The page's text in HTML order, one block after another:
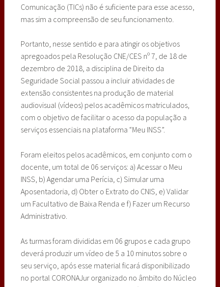
Comunicação (TICs) não é suficiente para esse acesso,
mas sim a compreensão de seu funcionamento.
Portanto, nesse sentido e para atingir os objetivos
apregoados pela Resolução CNE/CES nº 7, de 18 de
dezembro de 2018, a disciplina de Direito da
Seguridade Social passou a incluir atividades de
extensão consistentes na produção de material
audiovisual (vídeos) pelos acadêmicos matriculados,
com o objetivo de facilitar o acesso da população a
serviços essenciais na plataforma “Meu INSS”.
Foram eleitos pelos acadêmicos, em conjunto com o
docente, um total de 06 serviços: a) Acessar o Meu
INSS, b) Agendar uma Perícia, c) Simular uma
Aposentadoria, d) Obter o Extrato do CNIS, e) Validar
um Facultativo de Baixa Renda e f) Fazer um Recurso
Administrativo.
As turmas foram divididas em 06 grupos e cada grupo
deverá produzir um vídeo de 5 a 10 minutos sobre o
seu serviço, após esse material ficará disponibilizado
no portal CORONAJur organizado no âmbito do Núcleo